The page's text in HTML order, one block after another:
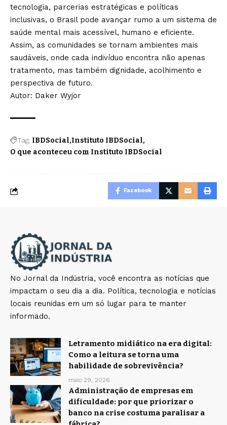
tecnologia, parcerias estratégicas e políticas
inclusivas, o Brasil pode avançar rumo a um sistema de
saúde mental mais acessível, humano e eficiente.
Assim, as comunidades se tornam ambientes mais
saudáveis, onde cada indivíduo encontra não apenas
tratamento, mas também dignidade, acolhimento e
perspectiva de futuro.
Autor: Daker Wyjor
Tag: IBDSocial Instituto IBDSocial
O que aconteceu com Instituto IBDSocial
Facebook
No Jornal da Indústria, você encontra as notícias que
impactam o seu dia a dia. Política, tecnologia e notícias
locais reunidas em um só lugar para te manter
informado.
Letramento midiático na era digital:
Como a leitura se torna uma
habilidade de sobrevivência?
maio 29, 2026
Administração de empresas em
dificuldade: por que priorizar o
banco na crise costuma paralisar a